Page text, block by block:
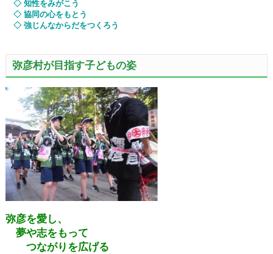
◇ 知性をみがこう
◇ 協同の心をもとう
◇ 強じんなからだをつくろう
弥彦村が目指す子どもの姿
弥彦を愛し、
夢や志をもって
つながりを広げる